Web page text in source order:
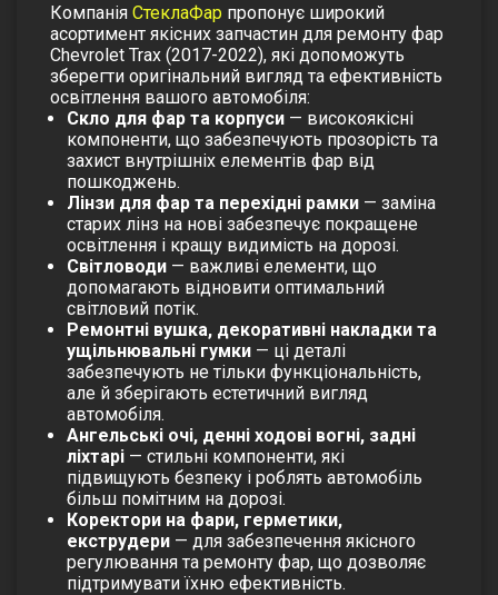
Компанія СтеклаФар пропонує широкий
асортимент якісних запчастин для ремонту фар
Chevrolet Trax (2017-2022), які допоможуть
зберегти оригінальний вигляд та ефективність
освітлення вашого автомобіля:
Скло для фар та корпуси — високоякісні
компоненти, що забезпечують прозорість та
захист внутрішніх елементів фар від
пошкоджень.
Лінзи для фар та перехідні рамки — заміна
старих лінз на нові забезпечує покращене
освітлення і кращу видимість на дорозі.
Світловоди — важливі елементи, що
допомагають відновити оптимальний
світловий потік.
Ремонтні вушка, декоративні накладки та
ущільнювальні гумки — ці деталі
забезпечують не тільки функціональність,
але й зберігають естетичний вигляд
автомобіля.
Ангельські очі, денні ходові вогні, задні
ліхтарі — стильні компоненти, які
підвищують безпеку і роблять автомобіль
більш помітним на дорозі.
Коректори на фари, герметики,
екструдери — для забезпечення якісного
регулювання та ремонту фар, що дозволяє
підтримувати їхню ефективність.